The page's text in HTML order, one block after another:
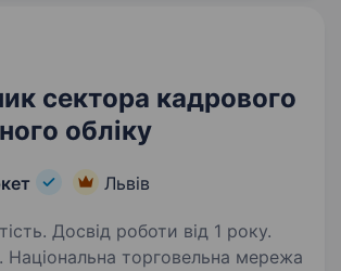
сектора кадрового
обліку
Львів
Досвід роботи від 1 року.